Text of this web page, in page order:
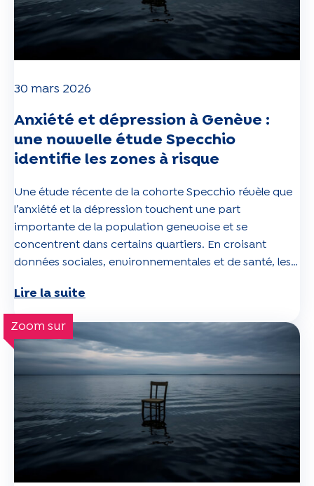
30 mars 2026
Anxiété et dépression à Genève :
une nouvelle étude Specchio
identifie les zones à risque
Une étude récente de la cohorte Specchio révèle que
l’anxiété et la dépression touchent une part
importante de la population genevoise et se
concentrent dans certains quartiers. En croisant
données sociales, environnementales et de santé, les
zones à risque, ouvrant la voie à des actions ciblées en
santé publique.
Lire la suite
Zoom sur